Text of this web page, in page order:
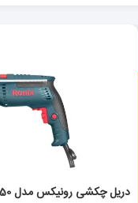
دریل چکشی رونیکس مدل 2250